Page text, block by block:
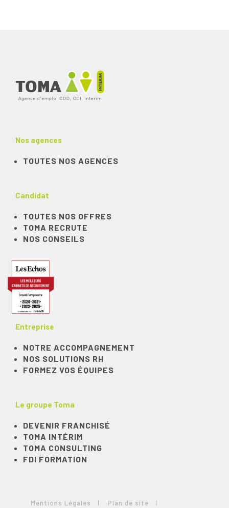
Nos agences
TOUTES NOS AGENCES
Candidat
TOUTES NOS OFFRES
TOMA RECRUTE
NOS CONSEILS
Entreprise
NOTRE ACCOMPAGNEMENT
NOS SOLUTIONS RH
FORMEZ VOS ÉQUIPES
Le groupe Toma
DEVENIR FRANCHISÉ
TOMA INTÉRIM
TOMA CONSULTING
FDI FORMATION
Mentions Légales Plan de site